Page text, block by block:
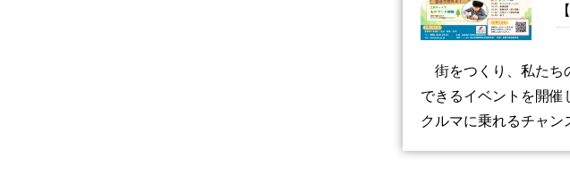
街をつくり、私たち
できるイベントを開
クルマに乗れるチャ